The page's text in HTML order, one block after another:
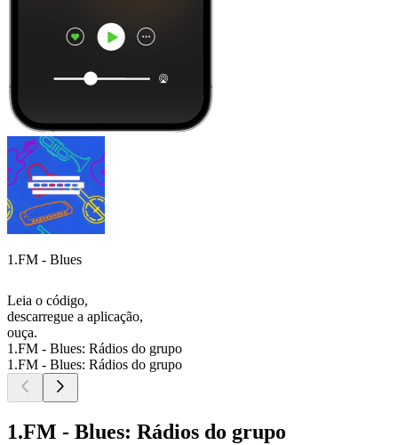
1.FM - Blues
Leia o código,
descarregue a aplicação,
ouça.
1.FM - Blues: Rádios do grupo
1.FM - Blues: Rádios do grupo
1.FM - Blues: Rádios do grupo